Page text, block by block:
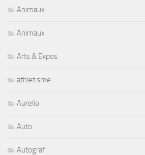
Animaux
Animaux
Arts & Expos
athletisme
Aurelio
Auto
Autograf